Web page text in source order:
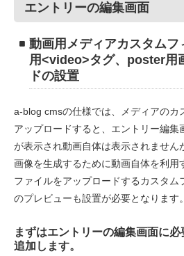
エントリーの編集画面
動画用メディアカスタムフ
用<video>タグ、poster用
ドの設置
a-blog cmsの仕様では、メディアのカ
アップロードすると、エントリー編集
が表示され動画自体は表示されません
画像を生成するために動画自体を利用
ファイルをアップロードするカスタム
のプレビューも設置が必要となります。
まずはエントリーの編集画面に
追加します。